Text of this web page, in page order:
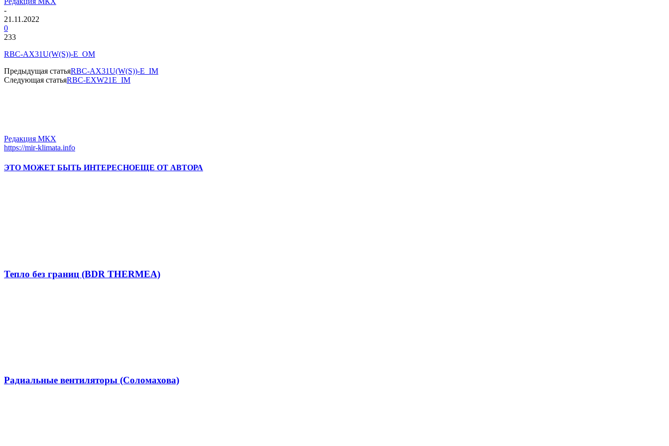
-
21.11.2022
0
233
RBC-AX31U(W(S))-E_OM
Предыдущая статьяRBC-AX31U(W(S))-E_IM
Следующая статьяRBC-EXW21E_IM
Редакция МКХ
https://mir-klimata.info
ЭТО МОЖЕТ БЫТЬ ИНТЕРЕСНОЕЩЕ ОТ АВТОРА
Тепло без границ (BDR THERMEA)
Радиальные вентиляторы (Соломахова)